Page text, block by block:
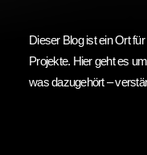
Dieser Blog ist ein Ort
Projekte. Hier geht es
was dazugehört –